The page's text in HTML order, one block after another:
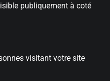
publiquement à coté
visitant votre site